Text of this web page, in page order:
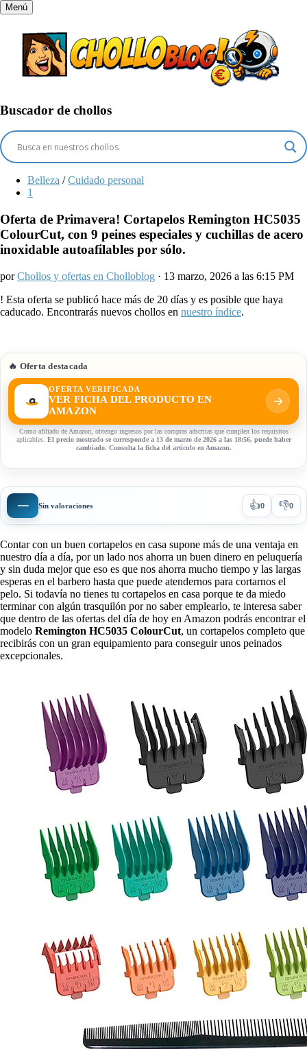
Menú
Buscador de chollos
Belleza / Cuidado personal
1
Oferta de Primavera! Cortapelos Remington HC5035
ColourCut, con 9 peines especiales y cuchillas de acero
inoxidable autoafilables por sólo.
porChollos y ofertas en Cholloblog · 13 marzo, 2026 a las 6:15 PM
! Esta oferta se publicó hace más de 20 días y es posible que haya
caducado. Encontrarás nuevos chollos en nuestro índice.
🔥 Oferta destacada
OFERTA VERIFICADA
VER FICHA DEL PRODUCTO EN
AMAZON
Como afiliado de Amazon, obtengo ingresos por las compras adscritas que cumplen los requisitos
aplicables. El precio mostrado se corresponde a 13 de marzo de 2026 a las 18:56, puede haber
cambiado. Consulta la ficha del artículo en Amazon.
— Sin valoraciones 👍0 👎0
Contar con un buen cortapelos en casa supone más de una ventaja en
nuestro día a día, por un lado nos ahorra un buen dinero en peluquería
y sin duda mejor que eso es que nos ahorra mucho tiempo y las largas
esperas en el barbero hasta que puede atendernos para cortarnos el
pelo. Si todavía no tienes tu cortapelos en casa porque te da miedo
terminar con algún trasquilón por no saber emplearlo, te interesa saber
que dentro de las ofertas del día de hoy en Amazon podrás encontrar el
modelo Remington HC5035 ColourCut, un cortapelos completo que
recibirás con un gran equipamiento para conseguir unos peinados
excepcionales.